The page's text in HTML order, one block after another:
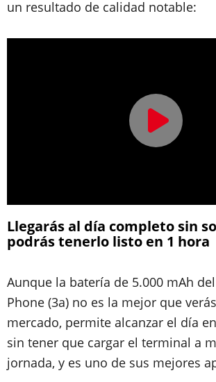
un resultado de calidad notable:
Llegarás al día completo sin
podrás tenerlo listo en 1 hora
Aunque la batería de 5.000 mAh
Phone (3a) no es la mejor que
mercado, permite alcanzar el día
sin tener que cargar el terminal a
jornada, y es uno de sus mejores